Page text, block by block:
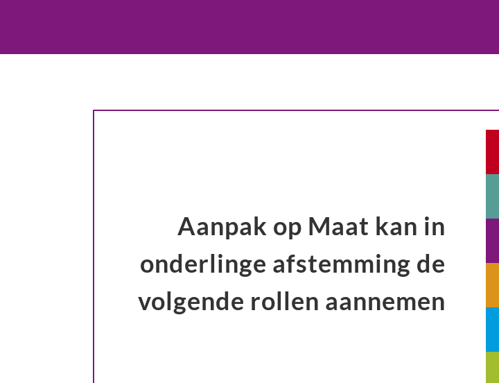
Aanpak op Maat kan in
onderlinge afstemming de
volgende rollen aannemen